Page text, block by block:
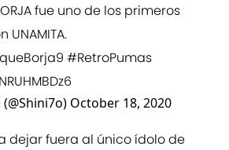
fue uno de los primeros
UNAMITA.
#RetroPumas
October 18, 2020
dejar fuera al único ídolo de